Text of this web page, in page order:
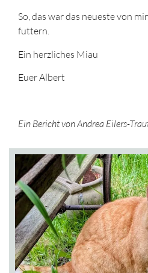
So, das war das neueste von
futtern.
Ein herzliches Miau
Euer Albert
Ein Bericht von Andrea Eilers-